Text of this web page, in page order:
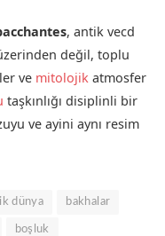
, antik vecd
değil, toplu
ve mitolojik atmosfer
taşkınlığı disiplinli bir
ve ayini aynı resim
dünya bakhalar
boşluk